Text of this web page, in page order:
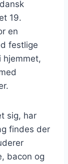
19.
en
festlige
hjemmet,
sig, har
findes der
bacon og